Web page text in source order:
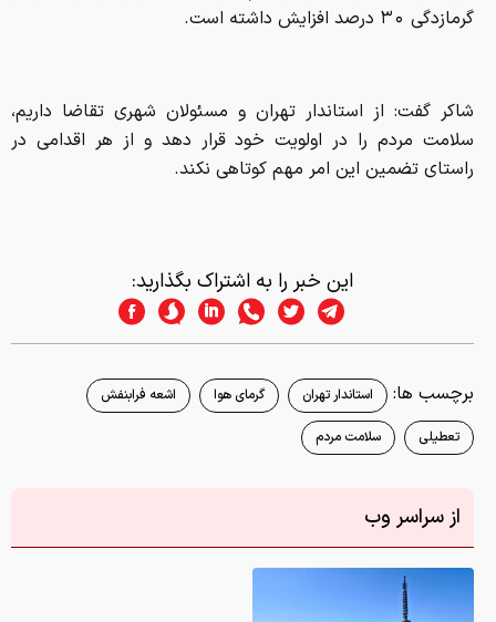
گرمازدگی ۳٠ درصد افزایش داشته است.
شاکر گفت: از استاندار تهران و مسئولان شهری تقاضا داریم،
سلامت مردم را در اولویت خود قرار دهد و از هر اقدامی در
راستای تضمین این امر مهم کوتاهی نکند.
این خبر را به اشتراک بگذارید:
برچسب ها: استاندار تهران گرمای هوا اشعه فرابنفش
تعطیلی سلامت مردم
از سراسر وب